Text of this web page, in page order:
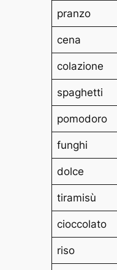
pranzo
cena
colazione
spaghetti
pomodoro
funghi
dolce
tiramisù
cioccolato
riso